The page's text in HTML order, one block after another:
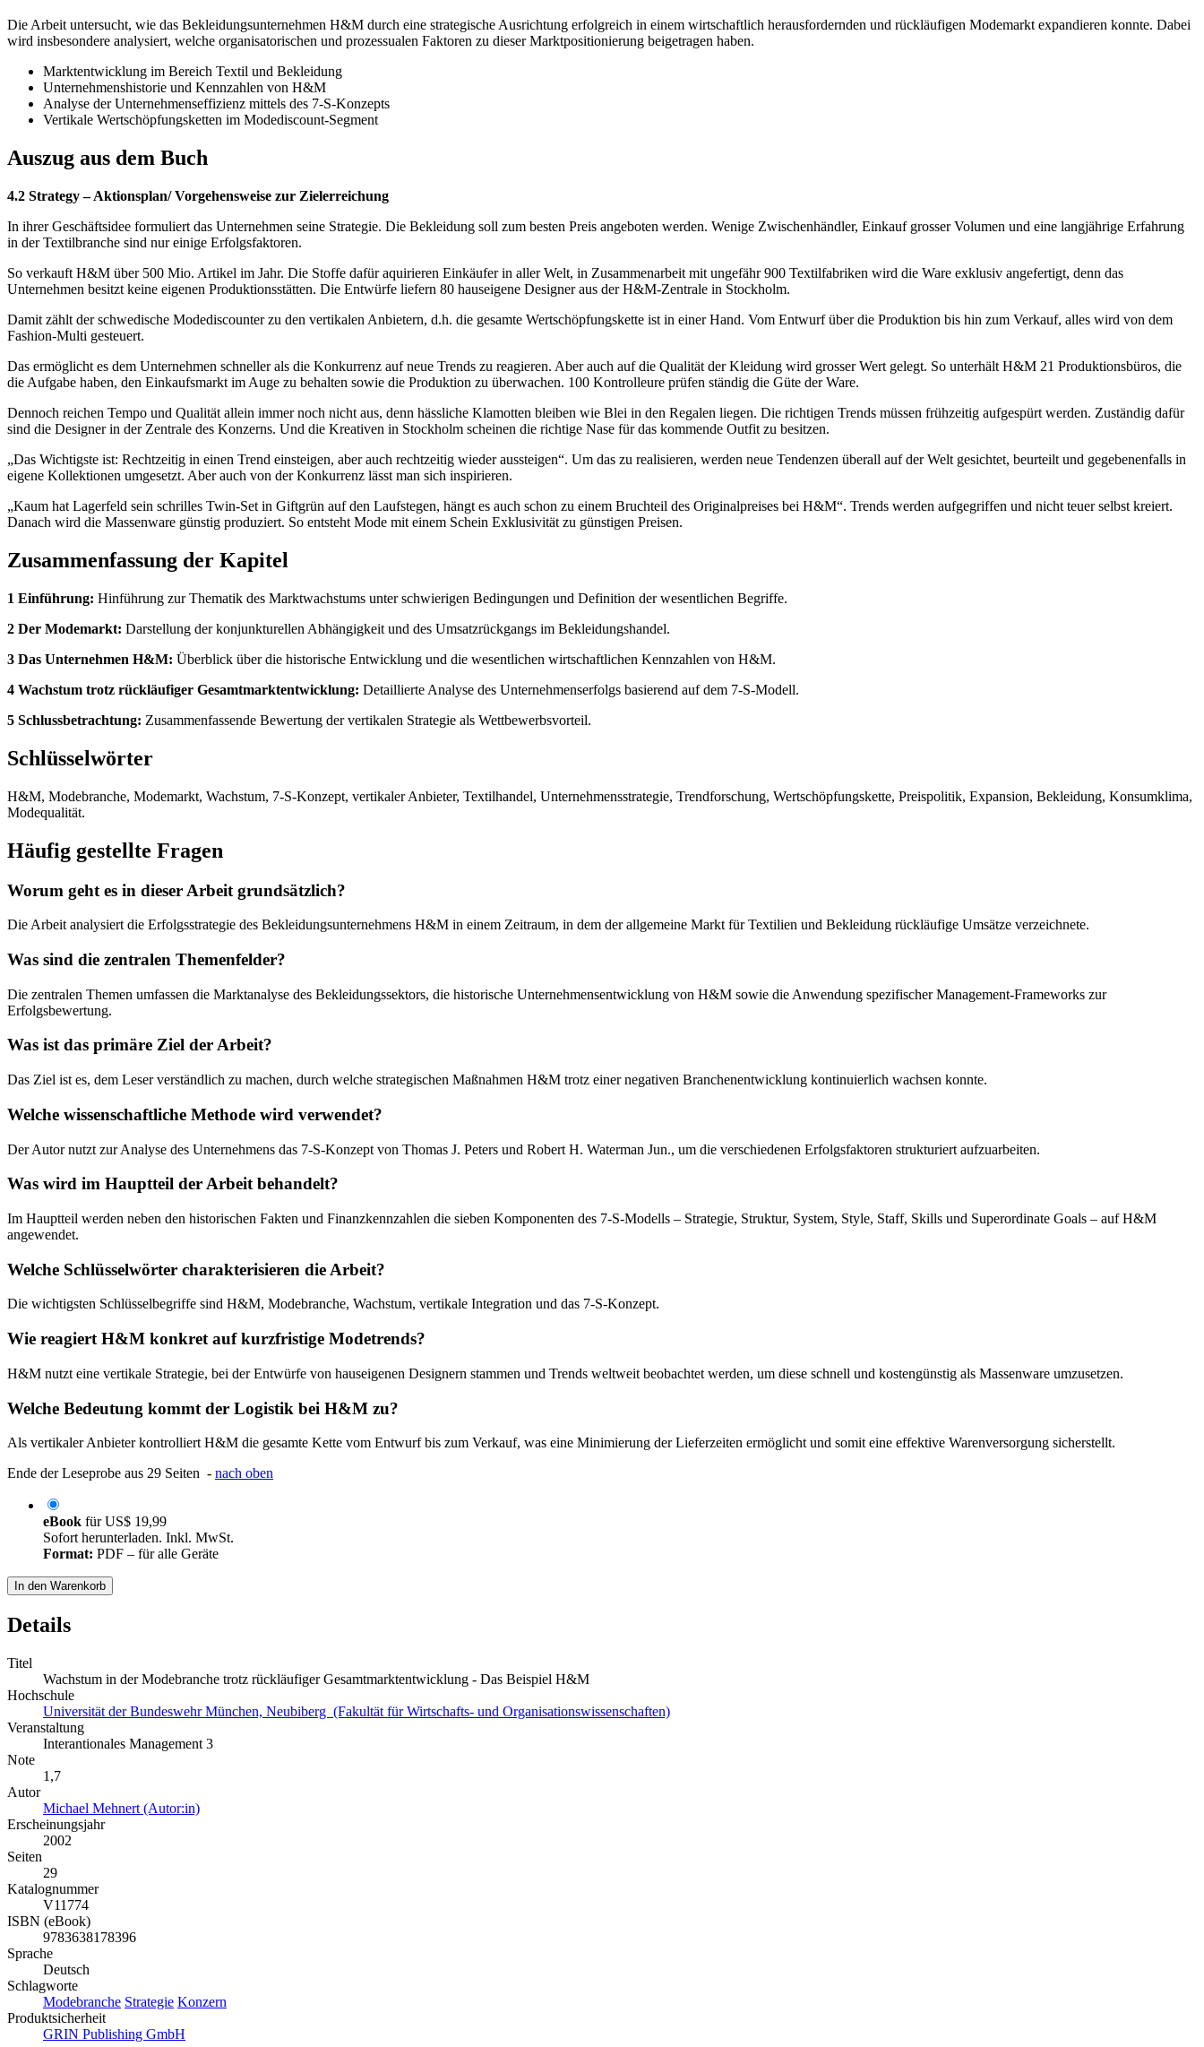
Die Arbeit untersucht, wie das Bekleidungsunternehmen H&M durch eine strategische Ausrichtung erfolgreich in einem wirtschaftlich herausfordernden und rückläufigen Modemarkt expandieren konnte. Dabei
wird insbesondere analysiert, welche organisatorischen und prozessualen Faktoren zu dieser Marktpositionierung beigetragen haben.
Marktentwicklung im Bereich Textil und Bekleidung
Unternehmenshistorie und Kennzahlen von H&M
Analyse der Unternehmenseffizienz mittels des 7-S-Konzepts
Vertikale Wertschöpfungsketten im Modediscount-Segment
Auszug aus dem Buch
4.2 Strategy – Aktionsplan/ Vorgehensweise zur Zielerreichung
In ihrer Geschäftsidee formuliert das Unternehmen seine Strategie. Die Bekleidung soll zum besten Preis angeboten werden. Wenige Zwischenhändler, Einkauf grosser Volumen und eine langjährige Erfahrung
in der Textilbranche sind nur einige Erfolgsfaktoren.
So verkauft H&M über 500 Mio. Artikel im Jahr. Die Stoffe dafür aquirieren Einkäufer in aller Welt, in Zusammenarbeit mit ungefähr 900 Textilfabriken wird die Ware exklusiv angefertigt, denn das
Unternehmen besitzt keine eigenen Produktionsstätten. Die Entwürfe liefern 80 hauseigene Designer aus der H&M-Zentrale in Stockholm.
Damit zählt der schwedische Modediscounter zu den vertikalen Anbietern, d.h. die gesamte Wertschöpfungskette ist in einer Hand. Vom Entwurf über die Produktion bis hin zum Verkauf, alles wird von dem
Fashion-Multi gesteuert.
Das ermöglicht es dem Unternehmen schneller als die Konkurrenz auf neue Trends zu reagieren. Aber auch auf die Qualität der Kleidung wird grosser Wert gelegt. So unterhält H&M 21 Produktionsbüros, die
die Aufgabe haben, den Einkaufsmarkt im Auge zu behalten sowie die Produktion zu überwachen. 100 Kontrolleure prüfen ständig die Güte der Ware.
Dennoch reichen Tempo und Qualität allein immer noch nicht aus, denn hässliche Klamotten bleiben wie Blei in den Regalen liegen. Die richtigen Trends müssen frühzeitig aufgespürt werden. Zuständig dafür
sind die Designer in der Zentrale des Konzerns. Und die Kreativen in Stockholm scheinen die richtige Nase für das kommende Outfit zu besitzen.
„Das Wichtigste ist: Rechtzeitig in einen Trend einsteigen, aber auch rechtzeitig wieder aussteigen“. Um das zu realisieren, werden neue Tendenzen überall auf der Welt gesichtet, beurteilt und gegebenenfalls in
eigene Kollektionen umgesetzt. Aber auch von der Konkurrenz lässt man sich inspirieren.
„Kaum hat Lagerfeld sein schrilles Twin-Set in Giftgrün auf den Laufstegen, hängt es auch schon zu einem Bruchteil des Originalpreises bei H&M“. Trends werden aufgegriffen und nicht teuer selbst kreiert.
Danach wird die Massenware günstig produziert. So entsteht Mode mit einem Schein Exklusivität zu günstigen Preisen.
Zusammenfassung der Kapitel
1 Einführung: Hinführung zur Thematik des Marktwachstums unter schwierigen Bedingungen und Definition der wesentlichen Begriffe.
2 Der Modemarkt: Darstellung der konjunkturellen Abhängigkeit und des Umsatzrückgangs im Bekleidungshandel.
3 Das Unternehmen H&M: Überblick über die historische Entwicklung und die wesentlichen wirtschaftlichen Kennzahlen von H&M.
4 Wachstum trotz rückläufiger Gesamtmarktentwicklung: Detaillierte Analyse des Unternehmenserfolgs basierend auf dem 7-S-Modell.
5 Schlussbetrachtung: Zusammenfassende Bewertung der vertikalen Strategie als Wettbewerbsvorteil.
Schlüsselwörter
H&M, Modebranche, Modemarkt, Wachstum, 7-S-Konzept, vertikaler Anbieter, Textilhandel, Unternehmensstrategie, Trendforschung, Wertschöpfungskette, Preispolitik, Expansion, Bekleidung, Konsumklima,
Modequalität.
Häufig gestellte Fragen
Worum geht es in dieser Arbeit grundsätzlich?
Die Arbeit analysiert die Erfolgsstrategie des Bekleidungsunternehmens H&M in einem Zeitraum, in dem der allgemeine Markt für Textilien und Bekleidung rückläufige Umsätze verzeichnete.
Was sind die zentralen Themenfelder?
Die zentralen Themen umfassen die Marktanalyse des Bekleidungssektors, die historische Unternehmensentwicklung von H&M sowie die Anwendung spezifischer Management-Frameworks zur
Erfolgsbewertung.
Was ist das primäre Ziel der Arbeit?
Das Ziel ist es, dem Leser verständlich zu machen, durch welche strategischen Maßnahmen H&M trotz einer negativen Branchenentwicklung kontinuierlich wachsen konnte.
Welche wissenschaftliche Methode wird verwendet?
Der Autor nutzt zur Analyse des Unternehmens das 7-S-Konzept von Thomas J. Peters und Robert H. Waterman Jun., um die verschiedenen Erfolgsfaktoren strukturiert aufzuarbeiten.
Was wird im Hauptteil der Arbeit behandelt?
Im Hauptteil werden neben den historischen Fakten und Finanzkennzahlen die sieben Komponenten des 7-S-Modells – Strategie, Struktur, System, Style, Staff, Skills und Superordinate Goals – auf H&M
angewendet.
Welche Schlüsselwörter charakterisieren die Arbeit?
Die wichtigsten Schlüsselbegriffe sind H&M, Modebranche, Wachstum, vertikale Integration und das 7-S-Konzept.
Wie reagiert H&M konkret auf kurzfristige Modetrends?
H&M nutzt eine vertikale Strategie, bei der Entwürfe von hauseigenen Designern stammen und Trends weltweit beobachtet werden, um diese schnell und kostengünstig als Massenware umzusetzen.
Welche Bedeutung kommt der Logistik bei H&M zu?
Als vertikaler Anbieter kontrolliert H&M die gesamte Kette vom Entwurf bis zum Verkauf, was eine Minimierung der Lieferzeiten ermöglicht und somit eine effektive Warenversorgung sicherstellt.
Ende der Leseprobe aus 29 Seiten - nach oben
eBook fürUS$ 19,99
Sofort herunterladen. Inkl. MwSt.
Format: PDF – für alle Geräte
In den Warenkorb
Details
Titel
Wachstum in der Modebranche trotz rückläufiger Gesamtmarktentwicklung - Das Beispiel H&M
Hochschule
Universität der Bundeswehr München, Neubiberg (Fakultät für Wirtschafts- und Organisationswissenschaften)
Veranstaltung
Interantionales Management 3
Note
1,7
Autor
Michael Mehnert (Autor:in)
Erscheinungsjahr
2002
Seiten
29
Katalognummer
V11774
ISBN (eBook)
9783638178396
Sprache
Deutsch
Schlagworte
Modebranche Strategie Konzern
Produktsicherheit
GRIN Publishing GmbH